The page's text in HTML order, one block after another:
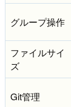
グループ操作
ファイルサイ
ズ
Git管理